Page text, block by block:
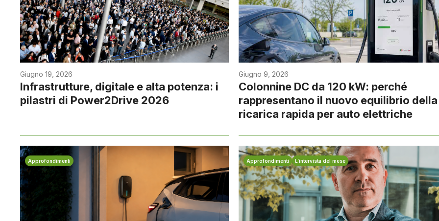
Giugno 19, 2026
Infrastrutture, digitale e alta potenza: i
pilastri di Power2Drive 2026
Giugno 9, 2026
Colonnine DC da 120 kW: perché
rappresentano il nuovo equilibrio della
ricarica rapida per auto elettriche
Approfondimenti Approfondimenti L’intervista del mese